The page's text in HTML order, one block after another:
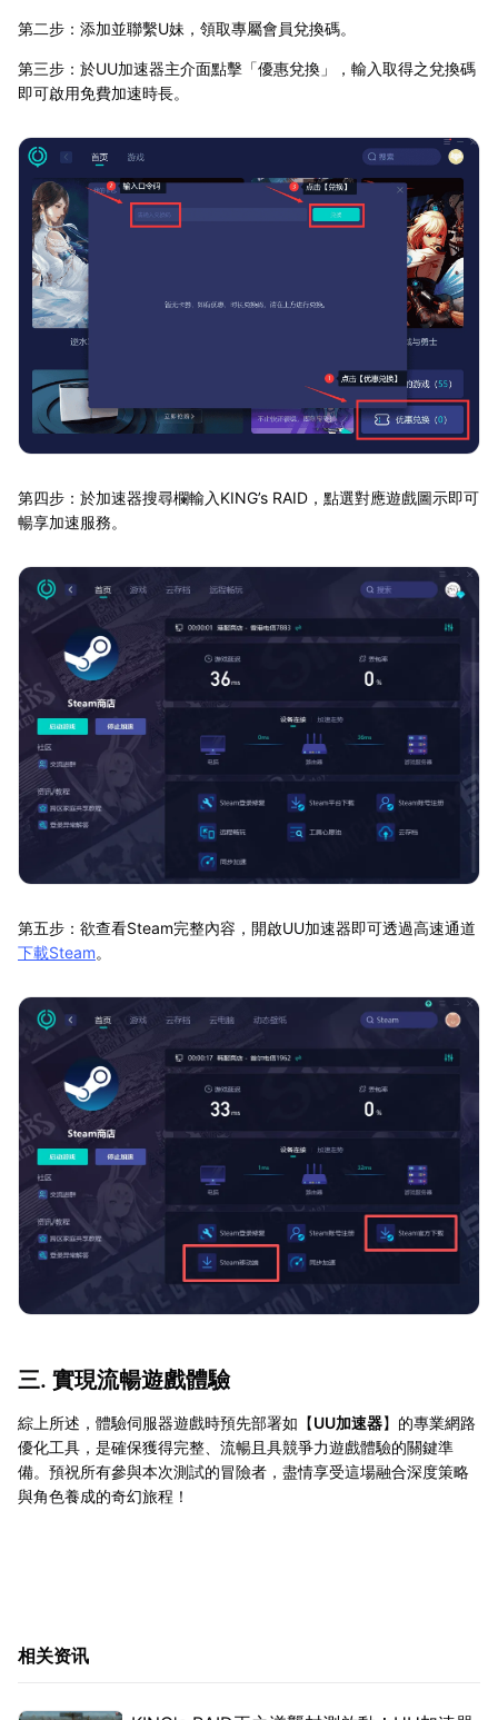
第二步：添加並聯繫U妹，領取專屬會員兌換碼。
第三步：於UU加速器主介面點擊「優惠兌換」，輸入取得之兌換碼
即可啟用免費加速時長。
第四步：於加速器搜尋欄輸入KING’s RAID，點選對應遊戲圖示即可
暢享加速服務。
第五步：欲查看Steam完整內容，開啟UU加速器即可透過高速通道
下載Steam。
三. 實現流暢遊戲體驗
綜上所述，體驗伺服器遊戲時預先部署如【UU加速器】的專業網路
優化工具，是確保獲得完整、流暢且具競爭力遊戲體驗的關鍵準
備。預祝所有參與本次測試的冒險者，盡情享受這場融合深度策略
與角色養成的奇幻旅程！
相关资讯